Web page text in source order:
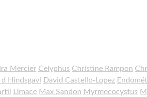
Mercier Celyphus Christine Rampon
d Hindsgavl David Castello-Lopez
Limace Max Sandon Myrmecocystus